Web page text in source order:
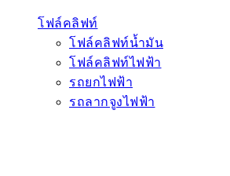
โฟล์คลิฟท์
โฟล์คลิฟท์น้ำมัน
โฟล์คลิฟท์ไฟฟ้า
รถยกไฟฟ้า
รถลากจูงไฟฟ้า